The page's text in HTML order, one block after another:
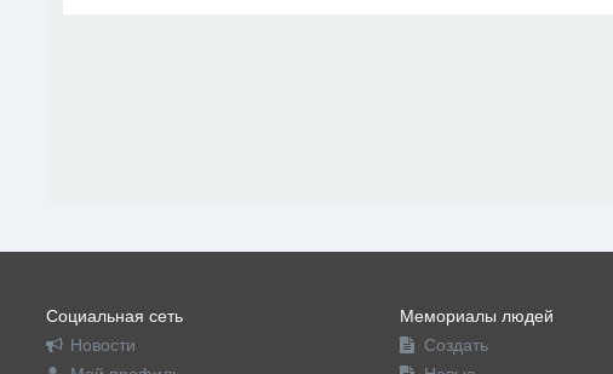
Социальная сеть
Новости
Мемориалы людей
Создать